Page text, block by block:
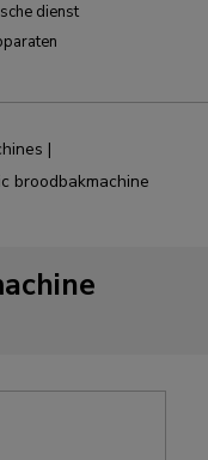
dienst
|
broodbakmachine